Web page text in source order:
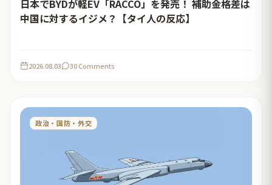
日本でBYDが軽EV「RACCO」を発売！ 補助金格差は
中国に対するイジメ？【タイ人の反応】
2026.08.03 30 Comments
政治・国防・外交